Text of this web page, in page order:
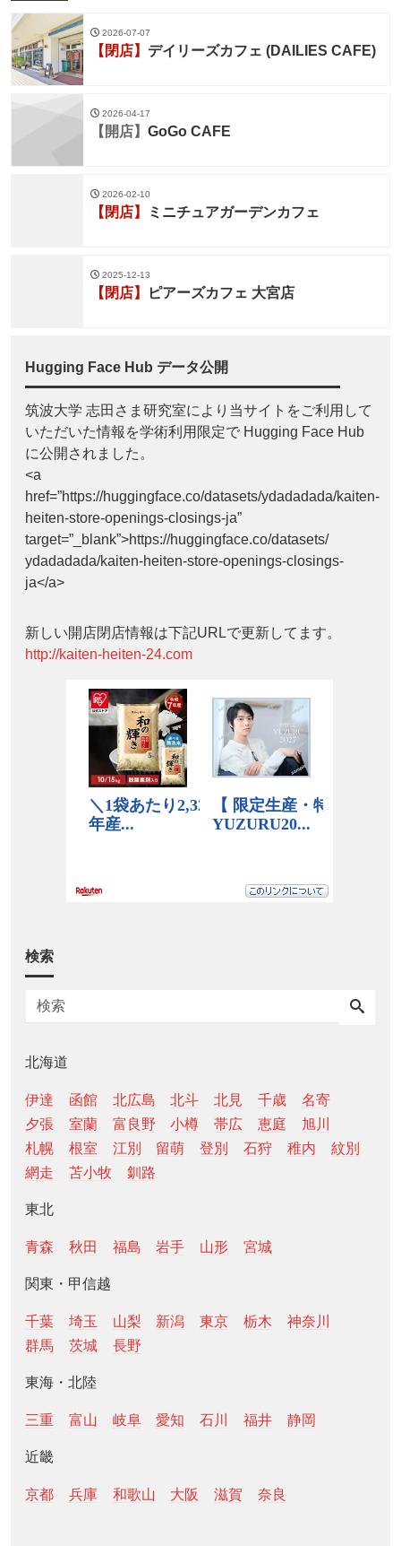
2026-07-07
【閉店】 デイリーズカフェ (DAILIES CAFE)
2026-04-17
【開店】 GoGo CAFE
2026-02-10
【閉店】 ミニチュアガーデンカフェ
2025-12-13
【閉店】 ピアーズカフェ 大宮店
Hugging Face Hub データ公開
筑波大学 志田さま研究室により当サイトをご利用して
いただいた情報を学術利用限定で Hugging Face Hub
に公開されました。
<a
href=”https://huggingface.co/datasets/ydadadada/kaiten-
heiten-store-openings-closings-ja”
target=”_blank”>https://huggingface.co/datasets/
ydadadada/kaiten-heiten-store-openings-closings-
ja</a>
新しい開店閉店情報は下記URLで更新してます。
http://kaiten-heiten-24.com
検索
北海道
伊達 函館 北広島 北斗 北見 千歳
名寄
夕張
室蘭 富良野 小樽 帯広 恵庭
旭川
札幌
根室 江別 留萌 登別 石狩 稚内
紋別
網走
苫小牧 釧路
東北
青森 秋田 福島 岩手 山形 宮城
関東・甲信越
千葉 埼玉 山梨 新潟 東京 栃木
神奈川
群馬
茨城 長野
東海・北陸
三重 富山 岐阜 愛知 石川 福井 静岡
近畿
京都 兵庫 和歌山 大阪 滋賀 奈良